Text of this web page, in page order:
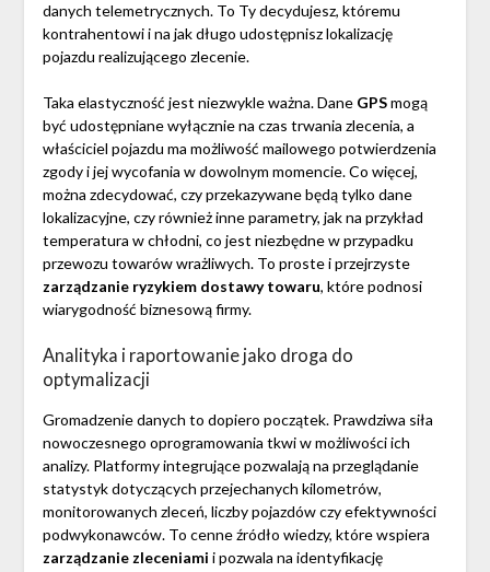
danych telemetrycznych. To Ty decydujesz, któremu
kontrahentowi i na jak długo udostępnisz lokalizację
pojazdu realizującego zlecenie.
Taka elastyczność jest niezwykle ważna. Dane GPSmogą
być udostępniane wyłącznie na czas trwania zlecenia, a
właściciel pojazdu ma możliwość mailowego potwierdzenia
zgody i jej wycofania w dowolnym momencie. Co więcej,
można zdecydować, czy przekazywane będą tylko dane
lokalizacyjne, czy również inne parametry, jak na przykład
temperatura w chłodni, co jest niezbędne w przypadku
przewozu towarów wrażliwych. To proste i przejrzyste
zarządzanie ryzykiem dostawy towaru, które podnosi
wiarygodność biznesową firmy.
Analityka i raportowanie jako droga do
optymalizacji
Gromadzenie danych to dopiero początek. Prawdziwa siła
nowoczesnego oprogramowania tkwi w możliwości ich
analizy. Platformy integrujące pozwalają na przeglądanie
statystyk dotyczących przejechanych kilometrów,
monitorowanych zleceń, liczby pojazdów czy efektywności
podwykonawców. To cenne źródło wiedzy, które wspiera
zarządzanie zleceniami i pozwala na identyfikację